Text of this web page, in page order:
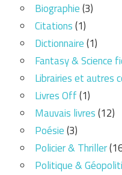
Biographie(3)
Citations(1)
Dictionnaire(1)
Fantasy & Science
Librairies et autres
Livres Off(1)
Mauvais livres(12)
Poésie(3)
Policier & Thriller
Politique &